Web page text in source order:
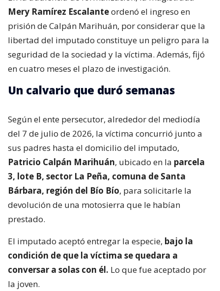
Mery Ramírez Escalanteordenó el ingreso en
prisión de Calpán Marihuán, por considerar que la
libertad del imputado constituye un peligro para la
seguridad de la sociedad y la víctima. Además, fijó
en cuatro meses el plazo de investigación.
Un calvario que duró semanas
Según el ente persecutor, alrededor del mediodía
del 7 de julio de 2026, la víctima concurrió junto a
sus padres hasta el domicilio del imputado,
Patricio Calpán Marihuán, ubicado en la parcela
3, lote B, sector La Peña, comuna de Santa
Bárbara, región del Bío Bío, para solicitarle la
devolución de una motosierra que le habían
prestado.
El imputado aceptó entregar la especie, bajo la
condición de que la víctima se quedara a
conversar a solas con él. Lo que fue aceptado por
la joven.